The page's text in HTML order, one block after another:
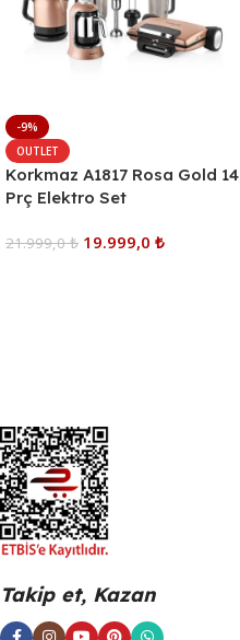
-9%
OUTLET
Korkmaz A1817 Rosa Gold 14
Prç Elektro Set
21.999,0₺ 19.999,0 ₺
Takip et, Kazan